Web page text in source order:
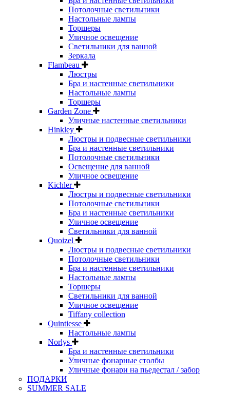
Потолочные светильники
Настольные лампы
Торшеры
Уличное освещение
Светильники для ванной
Зеркала
Flambeau
Люстры
Бра и настенные светильники
Настольные лампы
Торшеры
Garden Zone
Уличные настенные светильники
Hinkley
Люстры и подвесные светильники
Бра и настенные светильники
Потолочные светильники
Освещение для ванной
Уличное освещение
Kichler
Люстры и подвесные светильники
Потолочные светильники
Бра и настенные светильники
Уличное освещение
Светильники для ванной
Quoizel
Люстры и подвесные светильники
Потолочные светильники
Бра и настенные светильники
Настольные лампы
Торшеры
Светильники для ванной
Уличное освещение
Tiffany collection
Quintiesse
Настольные лампы
Norlys
Бра и настенные светильники
Уличные фонарные столбы
Уличные фонари на пьедестал / забор
ПОДАРКИ
SUMMER SALE